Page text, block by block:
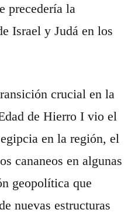
precedería la
Israel y Judá en los
crucial en la
de Hierro I vio el
en la región, el
cananeos en algunas
geopolítica que
nuevas estructuras